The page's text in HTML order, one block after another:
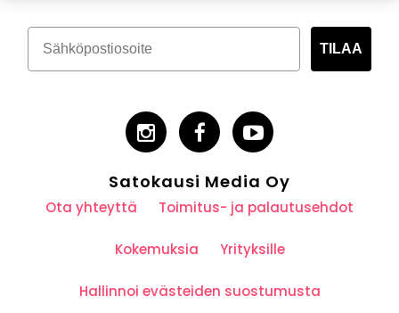
TILAA
Satokausi Media Oy
Ota yhteyttä Toimitus- ja palautusehdot
Kokemuksia Yrityksille
Hallinnoi evästeiden suostumusta